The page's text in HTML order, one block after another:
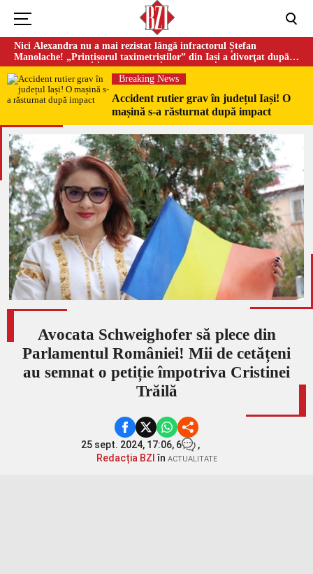
Nici Alexandra nu a mai rezistat lângă infractorul Ștefan
Manolache! „Prințișorul taximetriștilor” din Iași a divorţat după
doi ani de căsnicie
Breaking News
Accident rutier grav în județul Iași! O
mașină s-a răsturnat după impact
Avocata Schweighofer să plece din
Parlamentul României! Mii de cetățeni
au semnat o petiție împotriva Cristinei
Trăilă
25 sept. 2024, 17:06, 6
,
Redacția BZI în ACTUALITATE